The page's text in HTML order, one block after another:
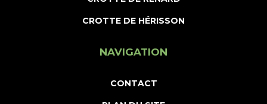
CROTTE DE HÉRISSON
NAVIGATION
CONTACT